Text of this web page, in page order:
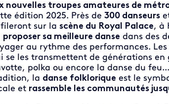
nouvelles troupes amateures de
édition 2025. Près de 300 danseurs
sur la scène du Royal Palace, à
proposer sa meilleure danse dans des
au rythme des performances.
se les transmettent de générations
polka ou encore la danse du
la danse folklorique est le
et rassemble les communautés